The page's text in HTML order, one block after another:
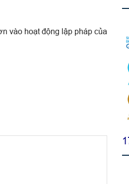
vào hoạt động lập pháp của